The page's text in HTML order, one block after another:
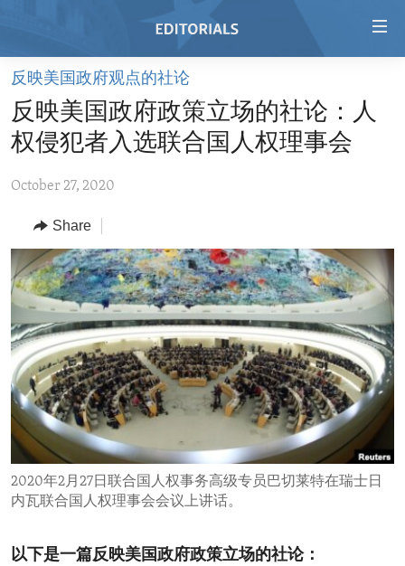
Skip
main
content
to
Navigation
Skip
to
Search
HOME
VIDEO
REGIONS
AFRICA
AMERICAS
ASIA
EUROPE
MIDDLE EAST
TOPICS
HUMAN RIGHTS
SECURITY AND DEFENSE
AID AND DEVELOPMENT
DEMOCRACY AND GOVERNANCE
ECONOMY AND TRADE
ENVIRONMENT AND HEALTH
IDEALS AND INSTITUTIONS
ARCHIVE
ABOUT US
FOLLOW US
反映美国政府观点的社论
反映美国政府政策立场的社论：人
权侵犯者入选联合国人权理事会
October 27, 2020
Share
2020年2月27日联合国人权事务高级专员巴切莱特在瑞士日
内瓦联合国人权理事会会议上讲话。
以下是一篇反映美国政府政策立场的社论：